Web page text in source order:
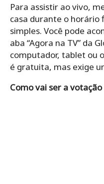
Para assistir ao vivo,
casa durante o horário
simples. Você pode
aba “Agora na TV” da
computador, tablet ou
é gratuita, mas exige
Como vai ser a votação